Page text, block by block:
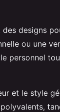
designs
ou une
personnel
et le style